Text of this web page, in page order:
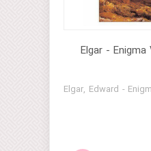
Melisande) Act III
Du Chateau
Minstrels
Elgar -
Elgar, Edward -